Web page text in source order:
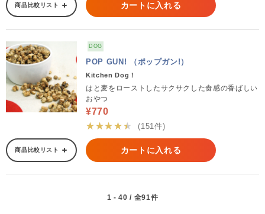
商品比較リスト カートに入れる
DOG
POP GUN! （ポップガン!）
Kitchen Dog！
はと麦をローストしたサクサクした食感の香ばしい
おやつ
¥770
★★★★★
(151件)
商品比較リスト カートに入れる
1 - 40 / 全91件